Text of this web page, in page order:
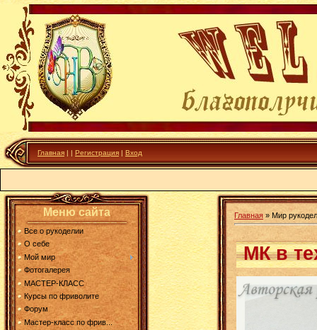
Главная | | Регистрация | Вход
Меню сайта
Все о рукоделии
О себе
Мой мир
Фотогалерея
МАСТЕР-КЛАСС
Курсы по фриволите
Форум
Мастер-класс по фрив...
Главная » Мир
МК в